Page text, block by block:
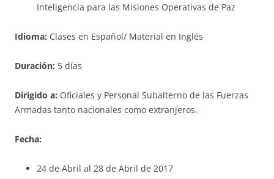
Inteligencia para las Misiones Operativas de Paz
Idioma: Clases en Español/ Material en Inglés
Duración: 5 días
Dirigido a: Oficiales y Personal Subalterno de las Fuerzas
Armadas tanto nacionales como extranjeros.
Fecha:
24 de Abril al 28 de Abril de 2017